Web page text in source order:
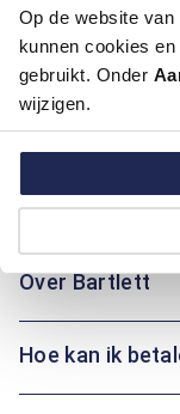
Op de website van
kunnen cookies
gebruikt. Onder
wijzigen.
voor een
de trui comfortabel
voor dagelijks
trui mooi aan
verzorgde,
Maatinformatie
Over Bartlett
Hoe kan ik